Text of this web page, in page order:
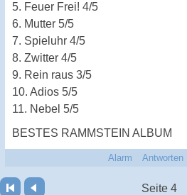
5. Feuer Frei! 4/5
6. Mutter 5/5
7. Spieluhr 4/5
8. Zwitter 4/5
9. Rein raus 3/5
10. Adios 5/5
11. Nebel 5/5
BESTES RAMMSTEIN ALBUM
Alarm Antworten
Seite 4